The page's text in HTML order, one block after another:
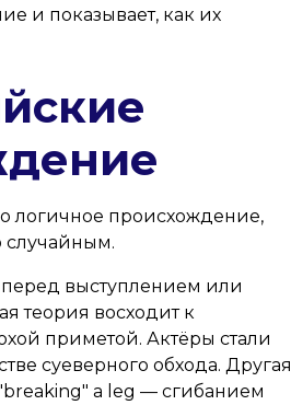
и показывает, как их
логичное происхождение,
случайным.
перед выступлением или
теория восходит к
приметой. Актёры стали
суеверного обхода. Другая
a leg — сгибанием